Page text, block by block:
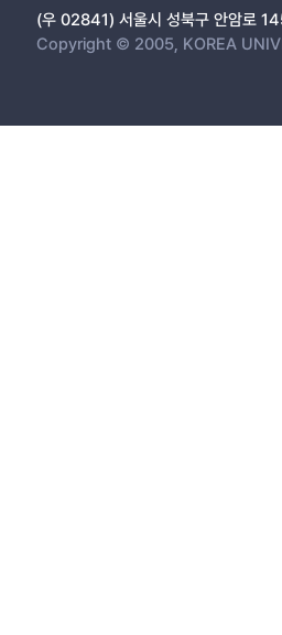
(우 02841) 서울시 성북구 안암로
Copyright © 2005, KOREA